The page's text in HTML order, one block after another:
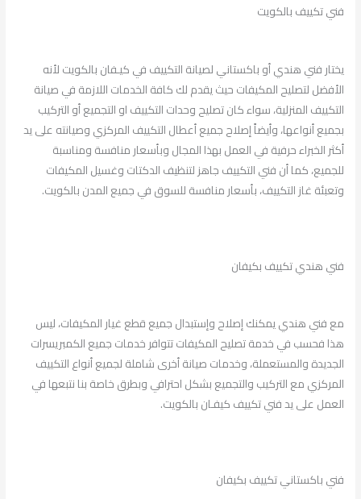
فني تكييف بالكويت
يختار فني هندي أو باكستاني لصيانة التكييف في كيـفان بالكويت لأنه
الأفضل لتصليح المكيفات حيث يقدم لك كافة الخدمات اللازمة في صيانة
التكييف المنزلية، سواء كان تصليح وحدات التكييف او التجميع أو التركيب
بجميع أنواعها، وأيضاً إصلاح جميع أعطال التكييف المركزي وصيانته على يد
أكثر الخبراء حرفية في العمل بهذا المجال وبأسعار منافسة ومناسبة
للجميع، كما أن فني التكييف جاهز لتنظيف الدكتات وغسيل المكيفات
وتعبئة غاز التكييف، بأسعار منافسة للسوق في جميع المدن بالكويت.
فني هندي تكييف بكيفان
مع فني هندي يمكنك إصلاح وإستبدال جميع قطع غيار المكيفات، ليس
هذا فحسب في خدمة تصليح المكيفات تتوافر خدمات جميع الكمبريسرات
الجديدة والمستعملة، وخدمات صيانة أخرى شاملة لجميع أنواع التكييف
المركزي مع التركيب والتجميع بشكل احترافي وبطرق خاصة بنا نتبعها في
العمل على يد فني تكييف كيفـان بالكويت.
فني باكستاني تكييف بكيفان